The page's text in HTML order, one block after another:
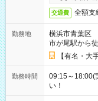
交通費 全額支
勤務地
横浜市青葉区
市が尾駅から
【有名・大
勤務時間
09:15～
い！